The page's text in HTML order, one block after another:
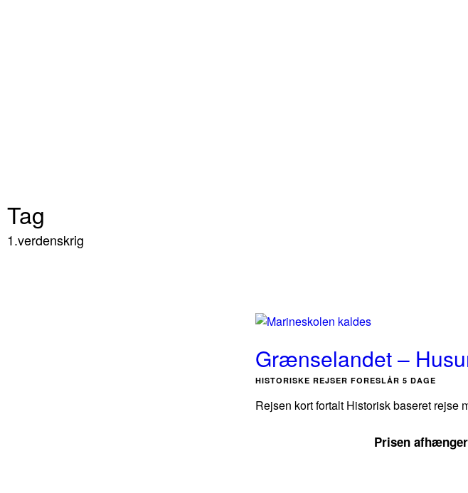
Tag
1.verdenskrig
Grænselandet –
HISTORISKE REJSER FORESLÅR 5 DAGE
Rejsen kort fortalt Historisk baseret rejse
Prisen